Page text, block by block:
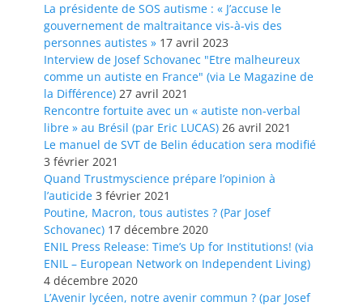
La présidente de SOS autisme : « J’accuse le
gouvernement de maltraitance vis-à-vis des
personnes autistes » 17 avril 2023
Interview de Josef Schovanec "Etre malheureux
comme un autiste en France" (via Le Magazine de
la Différence) 27 avril 2021
Rencontre fortuite avec un « autiste non-verbal
libre » au Brésil (par Eric LUCAS) 26 avril 2021
Le manuel de SVT de Belin éducation sera modifié
3 février 2021
Quand Trustmyscience prépare l’opinion à
l’auticide 3 février 2021
Poutine, Macron, tous autistes ? (Par Josef
Schovanec) 17 décembre 2020
ENIL Press Release: Time’s Up for Institutions! (via
ENIL – European Network on Independent Living)
4 décembre 2020
L’Avenir lycéen, notre avenir commun ? (par Josef